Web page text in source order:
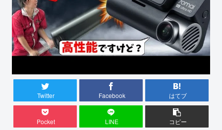
Twitter Facebook はてブ
Pocket LINE コピー